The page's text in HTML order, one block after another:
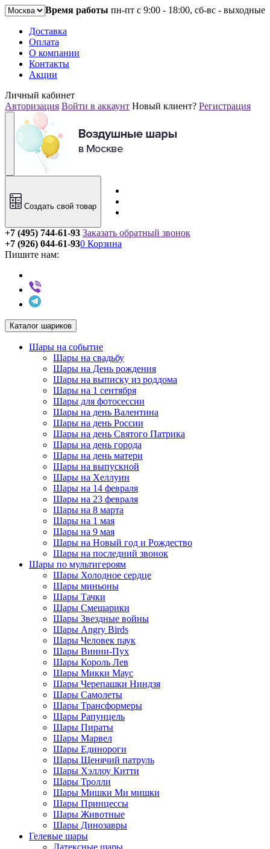
Время работы пн-пт с 9:00 - 18:00, сб-вс - выходные
Доставка
Оплата
О компании
Контакты
Акции
Личный кабинет
Авторизация Войти в аккаунт Новый клиент? Регистрация
Создать свой товар
+7 (495) 744-61-93 Заказать обратный звонок
+7 (926) 044-61-93
Пишите нам:
0 Корзина
Каталог шариков
Шары на событие
Шары на свадьбу
Шары на День рождения
Шары на выписку из роддома
Шары на 1 сентября
Шары для фотосессии
Шары на день Валентина
Шары на день России
Шары на день Святого Патрика
Шары на день города
Шары на день матери
Шары на выпускной
Шары на Хеллуин
Шары на 14 февраля
Шары на 23 февраля
Шары на 8 марта
Шары на 1 мая
Шары на 9 мая
Шары на Новый год и Рождество
Шары на последний звонок
Шары по мультигероям
Шары Холодное сердце
Шары миньоны
Шары Тачки
Шары Смешарики
Шары Звездные войны
Шары Angry Birds
Шары Человек паук
Шары Винни-Пух
Шары Король Лев
Шары Микки Маус
Шары Черепашки Ниндзя
Шары Самолеты
Шары Трансформеры
Шары Рапунцель
Шары Пираты
Шары Марвел
Шары Единороги
Шары Щенячий патруль
Шары Хэллоу Китти
Шары Тролли
Шары Мишки Ми мишки
Шары Принцессы
Шары Животные
Шары Динозавры
Гелевые шары
Латексные шары